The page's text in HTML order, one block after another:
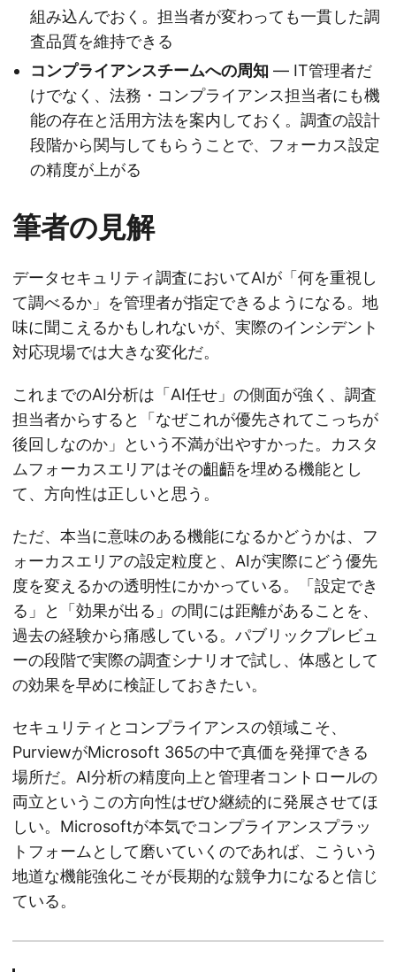
組み込んでおく。担当者が変わっても一貫した調
査品質を維持できる
コンプライアンスチームへの周知 — IT管理者だ
けでなく、法務・コンプライアンス担当者にも機
能の存在と活用方法を案内しておく。調査の設計
段階から関与してもらうことで、フォーカス設定
の精度が上がる
筆者の見解
データセキュリティ調査においてAIが「何を重視し
て調べるか」を管理者が指定できるようになる。地
味に聞こえるかもしれないが、実際のインシデント
対応現場では大きな変化だ。
これまでのAI分析は「AI任せ」の側面が強く、調査
担当者からすると「なぜこれが優先されてこっちが
後回しなのか」という不満が出やすかった。カスタ
ムフォーカスエリアはその齟齬を埋める機能とし
て、方向性は正しいと思う。
ただ、本当に意味のある機能になるかどうかは、フ
ォーカスエリアの設定粒度と、AIが実際にどう優先
度を変えるかの透明性にかかっている。「設定でき
る」と「効果が出る」の間には距離があることを、
過去の経験から痛感している。パブリックプレビュ
ーの段階で実際の調査シナリオで試し、体感として
の効果を早めに検証しておきたい。
セキュリティとコンプライアンスの領域こそ、
PurviewがMicrosoft 365の中で真価を発揮できる
場所だ。AI分析の精度向上と管理者コントロールの
両立というこの方向性はぜひ継続的に発展させてほ
しい。Microsoftが本気でコンプライアンスプラッ
トフォームとして磨いていくのであれば、こういう
地道な機能強化こそが長期的な競争力になると信じ
ている。